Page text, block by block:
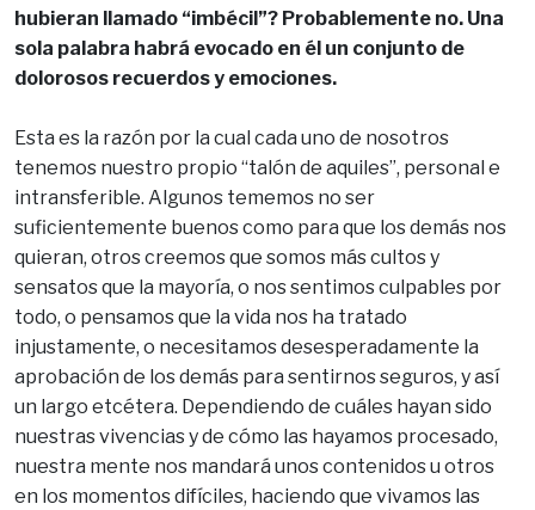
hubieran llamado “imbécil”? Probablemente no. Una
sola palabra habrá evocado en él un conjunto de
dolorosos recuerdos y emociones.
Esta es la razón por la cual cada uno de nosotros
tenemos nuestro propio “talón de aquiles”, personal e
intransferible. Algunos tememos no ser
suficientemente buenos como para que los demás nos
quieran, otros creemos que somos más cultos y
sensatos que la mayoría, o nos sentimos culpables por
todo, o pensamos que la vida nos ha tratado
injustamente, o necesitamos desesperadamente la
aprobación de los demás para sentirnos seguros, y así
un largo etcétera. Dependiendo de cuáles hayan sido
nuestras vivencias y de cómo las hayamos procesado,
nuestra mente nos mandará unos contenidos u otros
en los momentos difíciles, haciendo que vivamos las